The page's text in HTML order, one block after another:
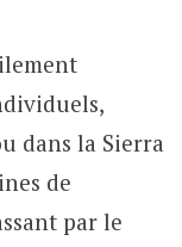
dans la Sierra
de
par le